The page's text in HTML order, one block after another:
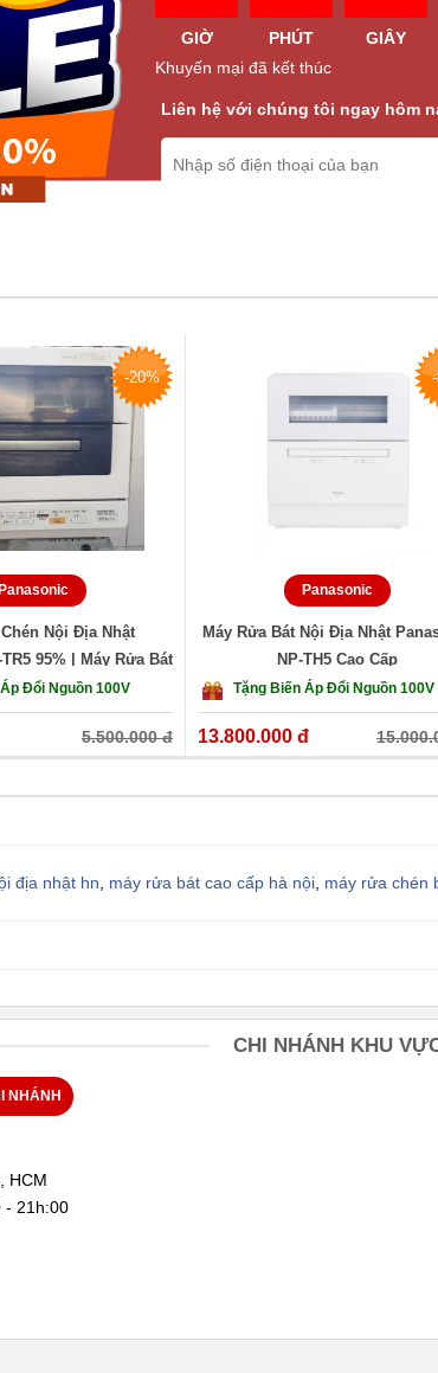
hàng mới chính hãng
mọi không gian bếp.
địa Nhật ?
hơn rửa tay gấp nhiều lần.
trẻ nhỏ và người già.
giá tốt
lượng?
Panasonic NP-TZ300 nội địa Nhật hàng mới 100%
toàn quốc.
quà tặng hấp dẫn kèm theo
12, HCM
từ thứ 2 – Chủ Nhật)
GIỜ PHÚT
GIÂY
Khuyến mại đã kết thúc
Liên hệ với chúng tôi ngay hôm
-20%
Panasonic
Nội Địa Nhật
95% | Máy Rửa Bát
Nhật HCM
Đổi Nguồn 100V
5.500.000 đ
Panasonic
Máy Rửa Bát Nội Địa Nhật
NP-TH5 Cao Cấp
Tặng Biến Áp Đổi Nguồn 100V
13.800.000 đ
địa nhật hn máy rửa bát cao cấp hà nội máy rửa chén
CHI NHÁNH KHU
NHÁNH
HCM
- 21h:00